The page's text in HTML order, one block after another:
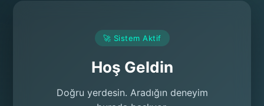
🚀 Sistem Aktif
Hoş Geldin
Doğru yerdesin. Aradığın deneyim